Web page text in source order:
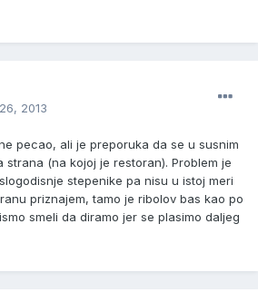
2013
pecao, ali je preporuka da se u susnim
strana (na kojoj je restoran). Problem je
stepenike pa nisu u istoj meri
priznajem, tamo je ribolov bas kao po
smeli da diramo jer se plasimo daljeg